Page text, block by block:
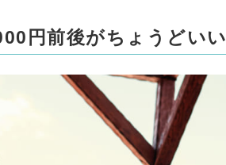
円前後がちょうどいい